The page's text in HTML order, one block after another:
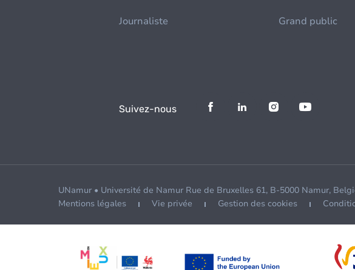
Journaliste Grand public
Suivez-nous
UNamur • Université de Namur Rue de Bruxelles 61, B-5000 Namur,
Mentions légales
Vie privée Gestion des cookies